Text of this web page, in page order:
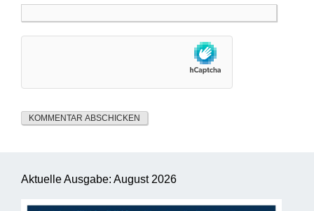
Aktuelle Ausgabe: August 2026